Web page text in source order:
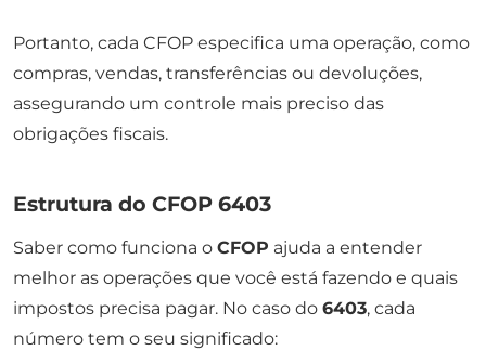
Portanto, cada CFOP especifica uma operação, como
compras, vendas, transferências ou devoluções,
assegurando um controle mais preciso das
obrigações fiscais.
Estrutura do CFOP 6403
Saber como funciona o CFOP ajuda a entender
melhor as operações que você está fazendo e quais
impostos precisa pagar. No caso do 6403, cada
número tem o seu significado: